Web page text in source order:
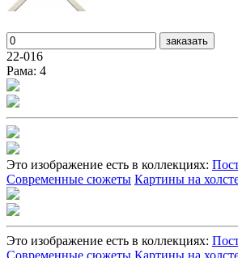
заказать
22-016
Рама: 4
Это изображение есть в коллекциях:
Современные сюжеты Картины на
Это изображение есть в коллекциях: